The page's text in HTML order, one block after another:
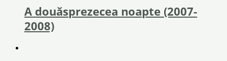
A douăsprezecea noapte (2007-
2008)